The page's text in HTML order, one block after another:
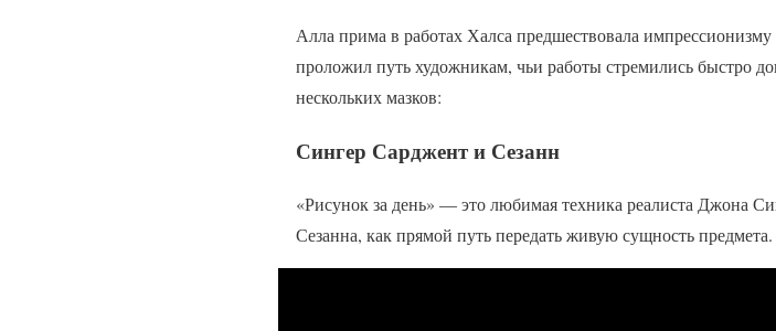
Алла прима в работах Халса предшествовала
проложил путь художникам, чьи работы стремились быстро
нескольких мазков:
Сингер Сарджент и Сезанн
«Рисунок за день» — это любимая техника реалиста Джона
Сезанна, как прямой путь передать живую сущность предмета.